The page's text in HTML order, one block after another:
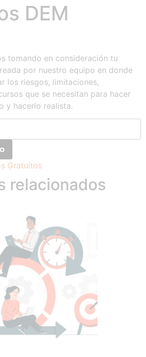
DEM
tomando en consideración tu
por nuestro equipo en donde
los riesgos, limitaciones,
que se necesitan para hacer
y hacerlo realista.
Gratuitos
relacionados